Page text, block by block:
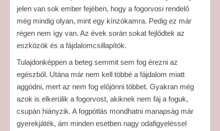
jelen van sok ember fejében, hogy a fogorvosi rendelő
még mindig olyan, mint egy kínzókamra. Pedig ez már
régen nem így van. Az évek során sokat fejlődtek az
eszközök és a fájdalomcsillapítók.
Tulajdonképpen a beteg semmit sem fog érezni az
egészből. Utána már nem kell többé a fájdalom miatt
aggódni, mert az nem fog előjönni többet. Gyakran még
azok is elkerülik a fogorvost, akiknek nem fáj a foguk,
csupán hiányzik. A fogpótlás mondhatni manapság már
gyerekjáték, ám minden esetben nagy odafigyeléssel